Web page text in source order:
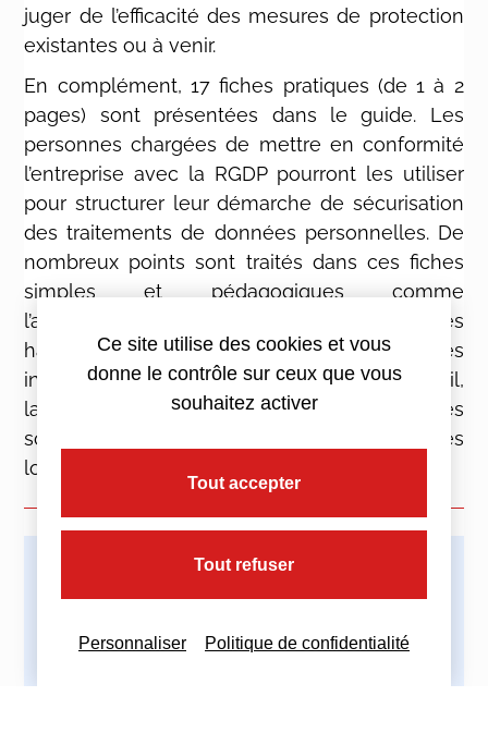
juger de l’efficacité des mesures de protection
existantes ou à venir.
En complément, 17 fiches pratiques (de 1 à 2
pages) sont présentées dans le guide. Les
personnes chargées de mettre en conformité
l’entreprise avec la RGDP pourront les utiliser
pour structurer leur démarche de sécurisation
des traitements de données personnelles. De
nombreux points sont traités dans ces fiches
simples et pédagogiques comme
l’authentification des utilisateurs, la gestion des
habilitations, la traçabilité et la gestion des
incidents, la sécurisation des postes de travail,
la sauvegarde des données, la gestion des
sous-traitants ou encore la protection des
locaux et le chiffrement des données.
Imprimez cette actualité
Ce site utilise des cookies et vous
donne le contrôle sur ceux que vous
souhaitez activer
Tout accepter
Tout refuser
Personnaliser Politique de confidentialité